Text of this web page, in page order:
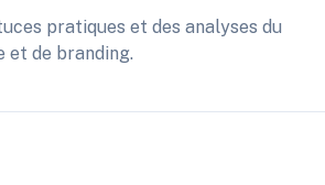
pratiques et des analyses du
et de branding.